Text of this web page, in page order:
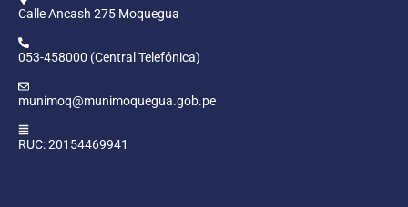
Calle Ancash 275 Moquegua
053-458000 (Central Telefónica)
munimoq@munimoquegua.gob.pe
RUC: 20154469941